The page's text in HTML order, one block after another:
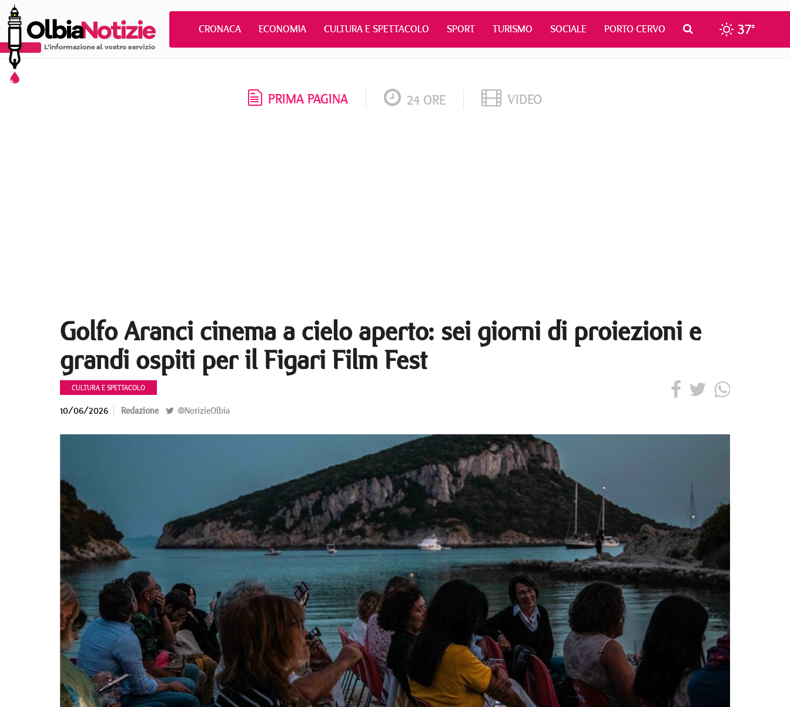
CRONACA ECONOMIA CULTURA E SPETTACOLO SPORT TURISMO SOCIALE PORTO CERVO 37°
PRIMA PAGINA 24 ORE VIDEO
Golfo Aranci cinema a cielo aperto: sei giorni di proiezioni e
grandi ospiti per il Figari Film Fest
CULTURA E SPETTACOLO
10/06/2026 Redazione @NotizieOlbia